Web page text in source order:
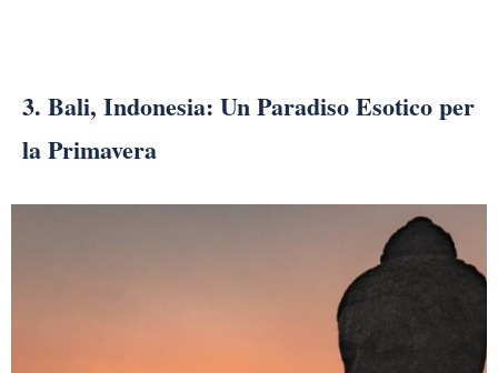
3. Bali, Indonesia: Un Paradiso Esotico per
la Primavera